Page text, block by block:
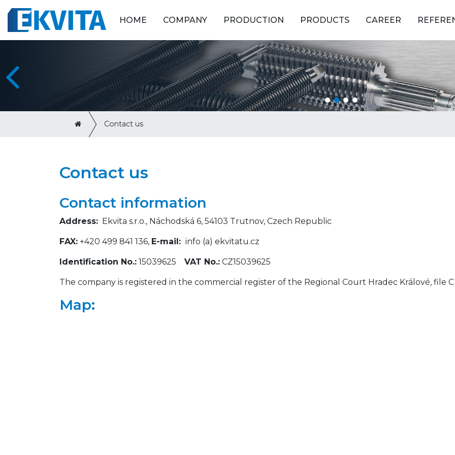
HOME COMPANY PRODUCTION PRODUCTS CAREER
Contact us
Contact us
Contact information
Address: Ekvita s.r.o., Náchodská 6, 54103 Trutnov, Czech Republic
FAX: +420 499 841 136, E-mail: info (a) ekvitatu.cz
Identification No.: 15039625 VAT No.: CZ15039625
The company is registered in the commercial register of the Regional Court Hradec Králové, file C
Map: